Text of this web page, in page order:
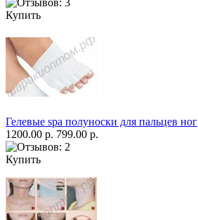
Купить
Гелевые spa полуноски для пальцев ног
1200.00 р. 799.00 р.
Купить